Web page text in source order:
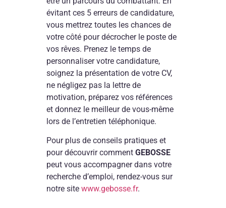
évitant ces 5 erreurs de candidature,
vous mettrez toutes les chances de
votre côté pour décrocher le poste de
vos rêves. Prenez le temps de
personnaliser votre candidature,
soignez la présentation de votre CV,
ne négligez pas la lettre de
motivation, préparez vos références
et donnez le meilleur de vous-même
lors de l’entretien téléphonique.
Pour plus de conseils pratiques et
pour découvrir commentGEBOSSE
peut vous accompagner dans votre
recherche d’emploi, rendez-vous sur
notre site www.gebosse.fr.